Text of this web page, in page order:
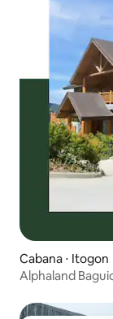
Cabana ⋅ Itogon
Alphaland